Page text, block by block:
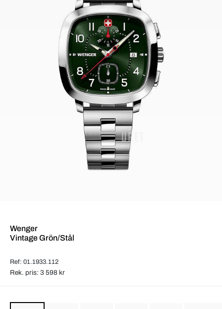
Wenger
Vintage Grön/Stål
Ref: 01.1933.112
Rek. pris: 3 598 kr